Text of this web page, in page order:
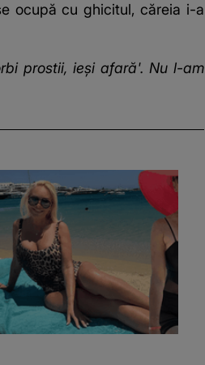
ocupă cu ghicitul, căreia i-a
prostii, ieși afară'. Nu l-am